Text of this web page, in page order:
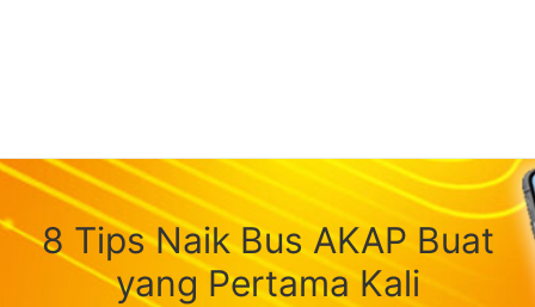
8 Tips Naik Bus AKAP Buat
yang Pertama Kali